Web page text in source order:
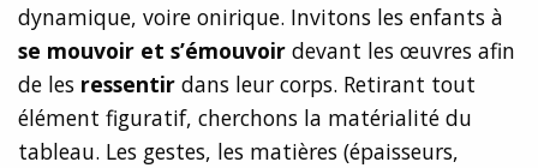
dynamique, voire onirique. Invitons les enfants à
se mouvoir et s’émouvoir devant les œuvres afin
de les ressentir dans leur corps. Retirant tout
élément figuratif, cherchons la matérialité du
tableau. Les gestes, les matières (épaisseurs,